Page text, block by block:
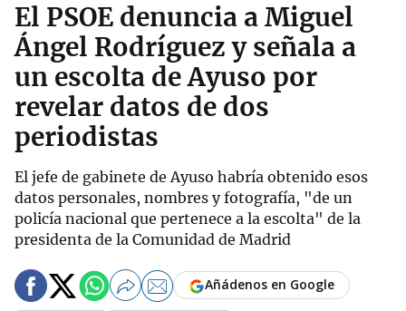
El PSOE denuncia a Miguel
Ángel Rodríguez y señala a
un escolta de Ayuso por
revelar datos de dos
periodistas
El jefe de gabinete de Ayuso habría obtenido esos
datos personales, nombres y fotografía, "de un
policía nacional que pertenece a la escolta" de la
presidenta de la Comunidad de Madrid
Añádenos en Google